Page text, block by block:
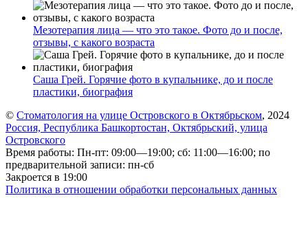
Мезотерапия лица — что это такое. Фото до и после,
отзывы, с какого возраста
Саша Грей. Горячие фото в купальнике, до и после
пластики, биография
© Стоматология на улице Островского в Октябрьском, 2024
Россия, Республика Башкортостан, Октябрьский, улица
Островского
Время работы: Пн-пт: 09:00—19:00; сб: 11:00—16:00; по
предварительной записи: пн-сб
Закроется в 19:00
Политика в отношении обработки персональных данных